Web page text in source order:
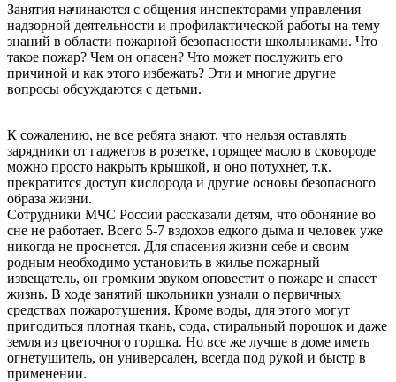
Занятия начинаются с общения инспекторами управления
надзорной деятельности и профилактической работы на тему
знаний в области пожарной безопасности школьниками. Что
такое пожар? Чем он опасен? Что может послужить его
причиной и как этого избежать? Эти и многие другие
вопросы обсуждаются с детьми.
К сожалению, не все ребята знают, что нельзя оставлять
зарядники от гаджетов в розетке, горящее масло в сковороде
можно просто накрыть крышкой, и оно потухнет, т.к.
прекратится доступ кислорода и другие основы безопасного
образа жизни.
Сотрудники МЧС России рассказали детям, что обоняние во
сне не работает. Всего 5-7 вздохов едкого дыма и человек уже
никогда не проснется. Для спасения жизни себе и своим
родным необходимо установить в жилье пожарный
извещатель, он громким звуком оповестит о пожаре и спасет
жизнь. В ходе занятий школьники узнали о первичных
средствах пожаротушения. Кроме воды, для этого могут
пригодиться плотная ткань, сода, стиральный порошок и даже
земля из цветочного горшка. Но все же лучше в доме иметь
огнетушитель, он универсален, всегда под рукой и быстр в
применении.